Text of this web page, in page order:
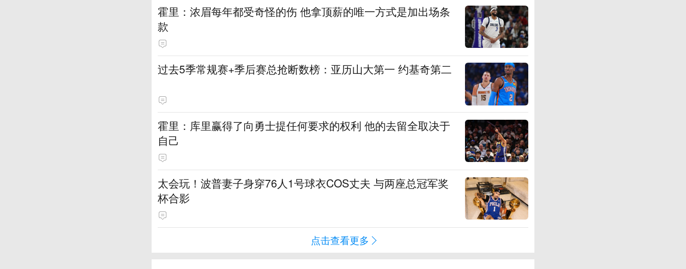
霍里：浓眉每年都受奇怪的伤 他拿顶薪的唯一方式是加出场条
款
过去5季常规赛+季后赛总抢断数榜：亚历山大第一 约基奇第二
霍里：库里赢得了向勇士提任何要求的权利 他的去留全取决于
自己
太会玩！波普妻子身穿76人1号球衣COS丈夫 与两座总冠军奖
杯合影
点击查看更多